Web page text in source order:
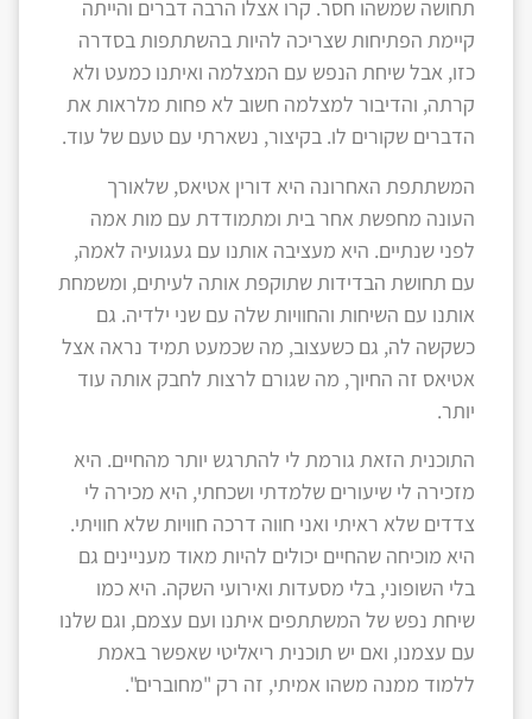
תחושה שמשהו חסר. קרו אצלו הרבה דברים והייתה
קיימת הפתיחות שצריכה להיות בהשתתפות בסדרה
כזו, אבל שיחת הנפש עם המצלמה ואיתנו כמעט ולא
קרתה, והדיבור למצלמה חשוב לא פחות מלראות את
הדברים שקורים לו. בקיצור, נשארתי עם טעם של עוד.
המשתתפת האחרונה היא דורין אטיאס, שלאורך
העונה מחפשת אחר בית ומתמודדת עם מות אמה
לפני שנתיים. היא מעציבה אותנו עם געגועיה לאמה,
עם תחושת הבדידות שתוקפת אותה לעיתים, ומשמחת
אותנו עם השיחות והחוויות שלה עם שני ילדיה. גם
כשקשה לה, גם כשעצוב, מה שכמעט תמיד נראה אצל
אטיאס זה החיוך, מה שגורם לרצות לחבק אותה עוד
יותר.
התוכנית הזאת גורמת לי להתרגש יותר מהחיים. היא
מזכירה לי שיעורים שלמדתי ושכחתי, היא מכירה לי
צדדים שלא ראיתי ואני חווה דרכה חוויות שלא חוויתי.
היא מוכיחה שהחיים יכולים להיות מאוד מעניינים גם
בלי השופוני, בלי מסעדות ואירועי השקה. היא כמו
שיחת נפש של המשתתפים איתנו ועם עצמם, וגם שלנו
עם עצמנו, ואם יש תוכנית ריאליטי שאפשר באמת
ללמוד ממנה משהו אמיתי, זה רק "מחוברים".